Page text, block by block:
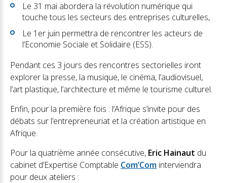
Le 31 mai abordera la révolution numérique qui
touche tous les secteurs des entreprises culturelles,
Le 1er juin permettra de rencontrer les acteurs de
l’Economie Sociale et Solidaire (ESS).
Pendant ces 3 jours des rencontres sectorielles iront
explorer la presse, la musique, le cinéma, l’audiovisuel,
l’art plastique, l’architecture et même le tourisme culturel.
Enfin, pour la première fois : l’Afrique s’invite pour des
débats sur l’entrepreneuriat et la création artistique en
Afrique.
Pour la quatrième année consécutive, Eric Hainaut du
cabinet d’Expertise Comptable Com’Com interviendra
pour deux ateliers :